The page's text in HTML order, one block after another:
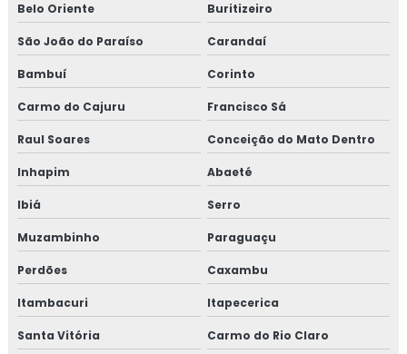
Belo Oriente Buritizeiro
São João do Paraíso Carandaí
Bambuí Corinto
Carmo do Cajuru Francisco Sá
Raul Soares Conceição do Mato Dentro
Inhapim Abaeté
Ibiá Serro
Muzambinho Paraguaçu
Perdões Caxambu
Itambacuri Itapecerica
Santa Vitória Carmo do Rio Claro